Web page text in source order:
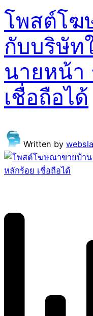
โพสต์โ
กับบริษัท
นายหน้า
เชื่อถือได้
Written by